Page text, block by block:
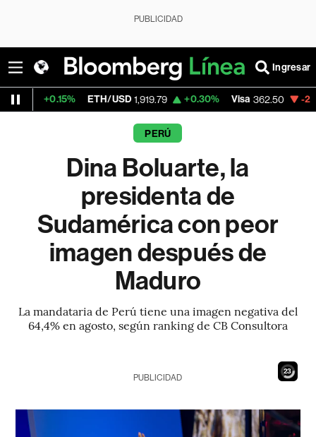
PUBLICIDAD
Ingresar
ETH/USD 1,919.79 +0.30% Visa 362.50 -2.15%
PERÚ
Dina Boluarte, la
presidenta de
Sudamérica con peor
imagen después de
Maduro
La mandataria de Perú tiene una imagen negativa del
64,4% en agosto, según ranking de CB Consultora
21
PUBLICIDAD